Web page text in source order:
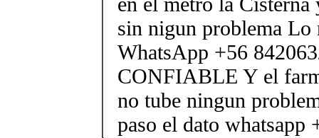
sin nigun problema Lo
WhatsApp +56
CONFIABLE Y el
no tube ningun
paso el dato whatsapp